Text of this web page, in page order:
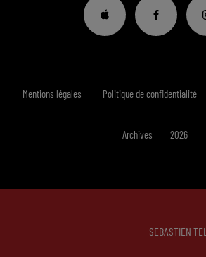
SEBASTIEN
Mentions légales Politique de confidentialité
Archives 2026